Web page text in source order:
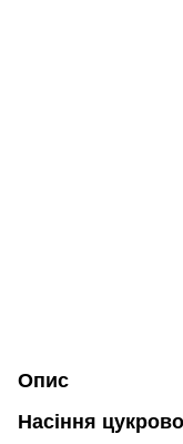
Опис
Насіння